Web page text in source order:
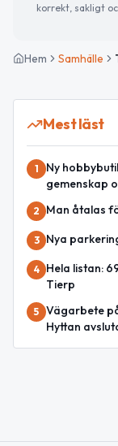
korrekt, sakligt
Hem Samhälle
Mest läst
1
Ny
gemenskap
2 Man åtalas
3 Nya
4
Hela listan:
Tierp
5 Vägarbete
Hyttan